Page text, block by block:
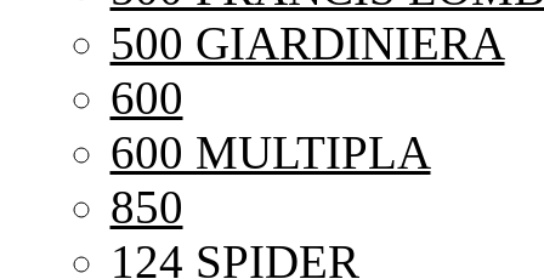
500 GIARDINIERA
600
600 MULTIPLA
850
124 SPIDER